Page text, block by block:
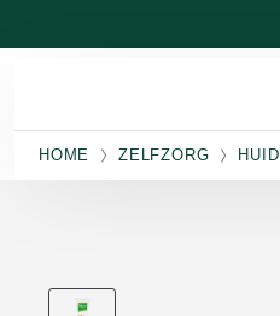
HOME ZELFZORG HUID